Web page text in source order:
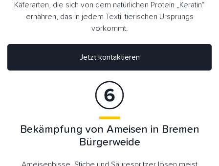
Käferarten, die sich von dem natürlichen Protein „Keratin“
ernähren, das in jedem Textil tierischen Ursprungs
vorkommt.
Jetzt kontaktieren
Bekämpfung von Ameisen in Bremen
Bürgerweide